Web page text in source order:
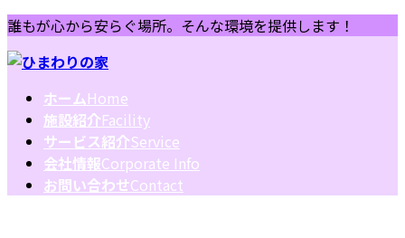
コ
ン
テ
ッ
ナ
ビ
ゲ
移
誰もが心から安らぐ場所。そんな環境を提供します！
ホームHome
施設紹介Facility
サービス紹介Service
会社情報Corporate Info
お問い合わせContact